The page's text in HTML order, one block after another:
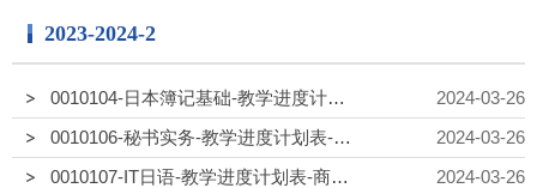
2023-2024-2
0010104-日本簿记基础-教学进度计划表-商日23-1
2024-03-26
0010106-秘书实务-教学进度计划表-商日23-1
2024-03-26
0010107-IT日语-教学进度计划表-商日22-2
2024-03-26